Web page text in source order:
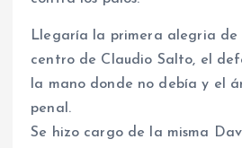
Llegaría la primera alegria de
centro de Claudio Salto, el
la mano donde no debía y el
penal.
Se hizo cargo de la misma